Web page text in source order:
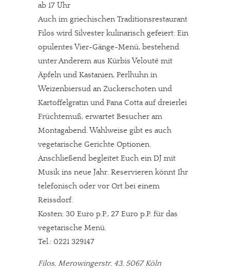
ab 17 Uhr
Auch im griechischen Traditionsrestaurant
Filos wird Silvester kulinarisch gefeiert: Ein
opulentes Vier-Gänge-Menü, bestehend
unter Anderem aus Kürbis Velouté mit
Äpfeln und Kastanien, Perlhuhn in
Weizenbiersud an Zuckerschoten und
Kartoffelgratin und Pana Cotta auf dreierlei
Früchtemuß, erwartet Besucher am
Montagabend. Wahlweise gibt es auch
vegetarische Gerichte Optionen.
Anschließend begleitet Euch ein DJ mit
Musik ins neue Jahr. Reservieren könnt Ihr
telefonisch oder vor Ort bei einem
Reissdorf.
Kosten: 30 Euro p.P., 27 Euro p.P. für das
vegetarische Menü.
Tel.: 0221 329147
Filos, Merowingerstr. 43, 5067 Köln